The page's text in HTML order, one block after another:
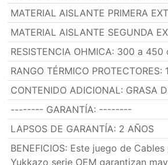
MATERIAL AISLANTE PRIMERA
MATERIAL AISLANTE SEGUNDA
RESISTENCIA OHMICA: 300 a 450
RANGO TÉRMICO PROTECTORES:
CONTENIDO ADICIONAL: GRASA
-------- GARANTÍA: --------
LAPSOS DE GARANTÍA: 2 AÑOS
BENEFICIOS: Este juego de
Yukkazo serie OEM garantizan